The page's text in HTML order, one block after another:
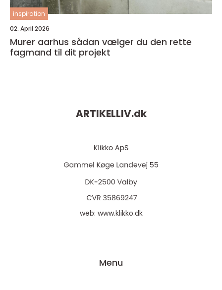
inspiration
02. April 2026
Murer aarhus sådan vælger du den rette
fagmand til dit projekt
ARTIKELLIV.dk
web: www.klikko.dk
Menu